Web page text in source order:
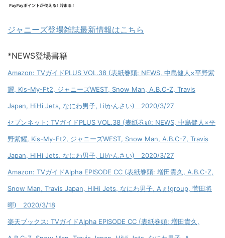
ジャニーズ登場雑誌最新情報はこちら
*NEWS登場書籍
Amazon: TVガイドPLUS VOL.38 (表紙巻頭: NEWS, 中島健人×平野紫
耀, Kis-My-Ft2, ジャニーズWEST, Snow Man, A.B.C-Z, Travis
Japan, HiHi Jets, なにわ男子, Lilかんさい) 2020/3/27
セブンネット: TVガイドPLUS VOL.38 (表紙巻頭: NEWS, 中島健人×平
野紫耀, Kis-My-Ft2, ジャニーズWEST, Snow Man, A.B.C-Z, Travis
Japan, HiHi Jets, なにわ男子, Lilかんさい) 2020/3/27
Amazon: TVガイドAlpha EPISODE CC (表紙巻頭: 増田貴久, A.B.C-Z,
Snow Man, Travis Japan, HiHi Jets, なにわ男子, Aぇ!group, 菅田将
暉) 2020/3/18
楽天ブックス: TVガイドAlpha EPISODE CC (表紙巻頭: 増田貴久,